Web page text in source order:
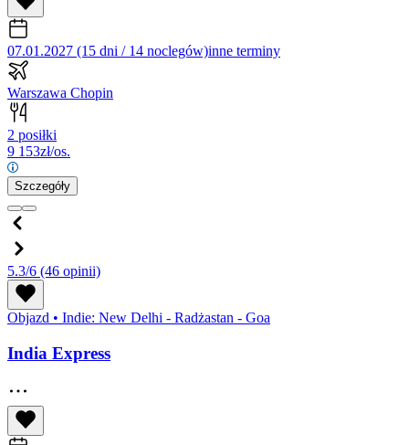
07.01.2027 (15 dni / 14 noclegów)inne terminy
Warszawa Chopin
2 posiłki
9 153zł/os.
Szczegóły
5.3/6 (46 opinii)
Objazd • Indie: New Delhi - Radżastan - Goa
India Express